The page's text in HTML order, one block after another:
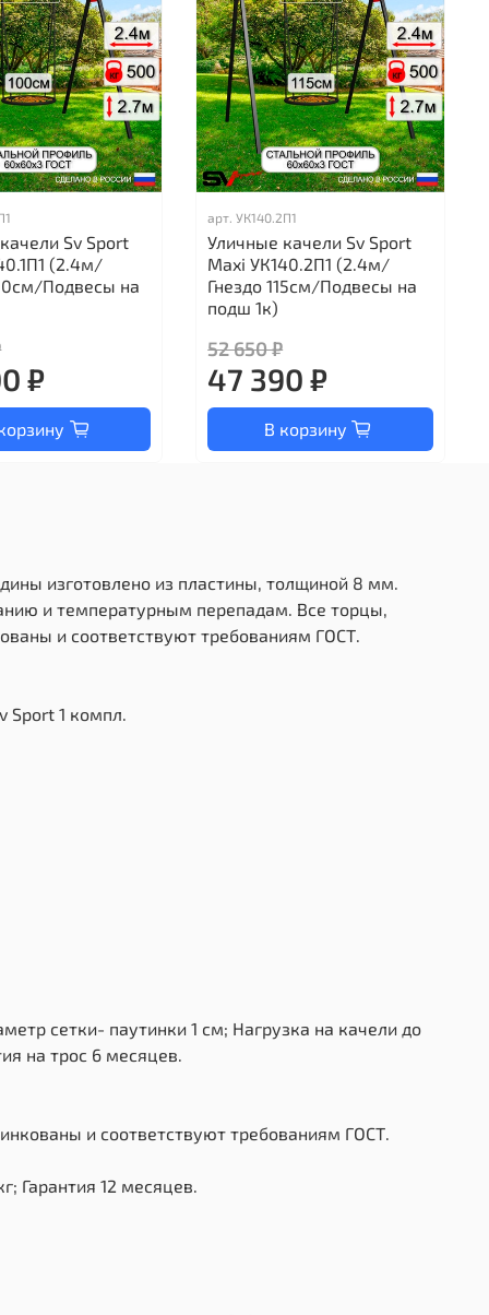
Sv Sport
(2.4м/
Подвесы на
₽
арт.УК140.2П1
Уличные качели Sv Sport
Maxi УК140.2П1 (2.4м/
Гнездо 115см/Подвесы на
подш 1к)
52 650 ₽
47 390 ₽
В корзину
изготовлено из пластины, толщиной 8 мм.
и температурным перепадам. Все торцы,
и соответствуют требованиям ГОСТ.
Sport 1 компл.
сетки- паутинки 1 см; Нагрузка на качели до
на трос 6 месяцев.
и соответствуют требованиям ГОСТ.
Гарантия 12 месяцев.